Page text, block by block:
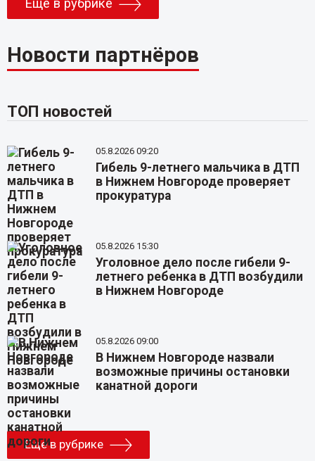
Еще в рубрике
Новости партнёров
ТОП новостей
05.8.2026 09:20
Гибель 9-летнего мальчика в ДТП
в Нижнем Новгороде проверяет
прокуратура
05.8.2026 15:30
Уголовное дело после гибели 9-
летнего ребенка в ДТП возбудили
в Нижнем Новгороде
05.8.2026 09:00
В Нижнем Новгороде назвали
возможные причины остановки
канатной дороги
Еще в рубрике